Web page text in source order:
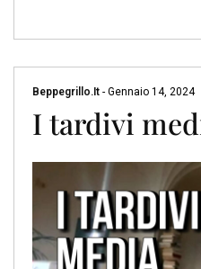
Beppegrillo.it - Gennaio 14, 2024
I tardivi